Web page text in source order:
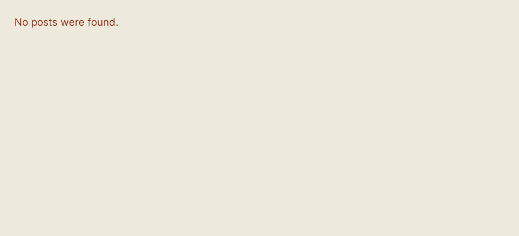
No posts were found.